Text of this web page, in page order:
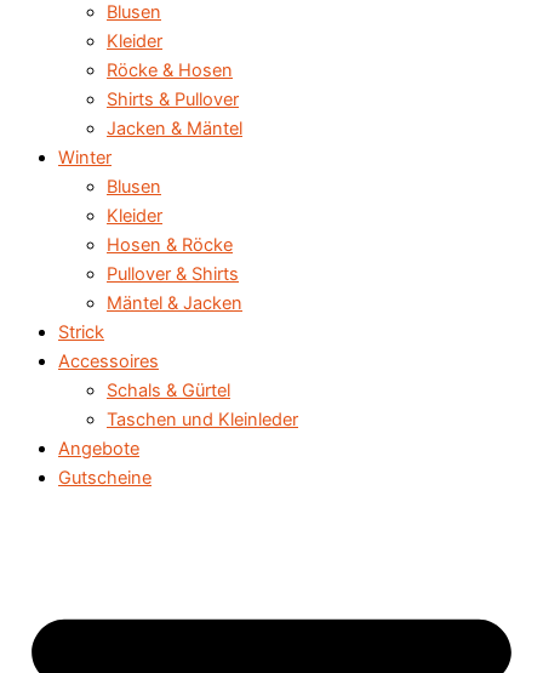
Blusen
Kleider
Röcke & Hosen
Shirts & Pullover
Jacken & Mäntel
Winter
Blusen
Kleider
Hosen & Röcke
Pullover & Shirts
Mäntel & Jacken
Strick
Accessoires
Schals & Gürtel
Taschen und Kleinleder
Angebote
Gutscheine